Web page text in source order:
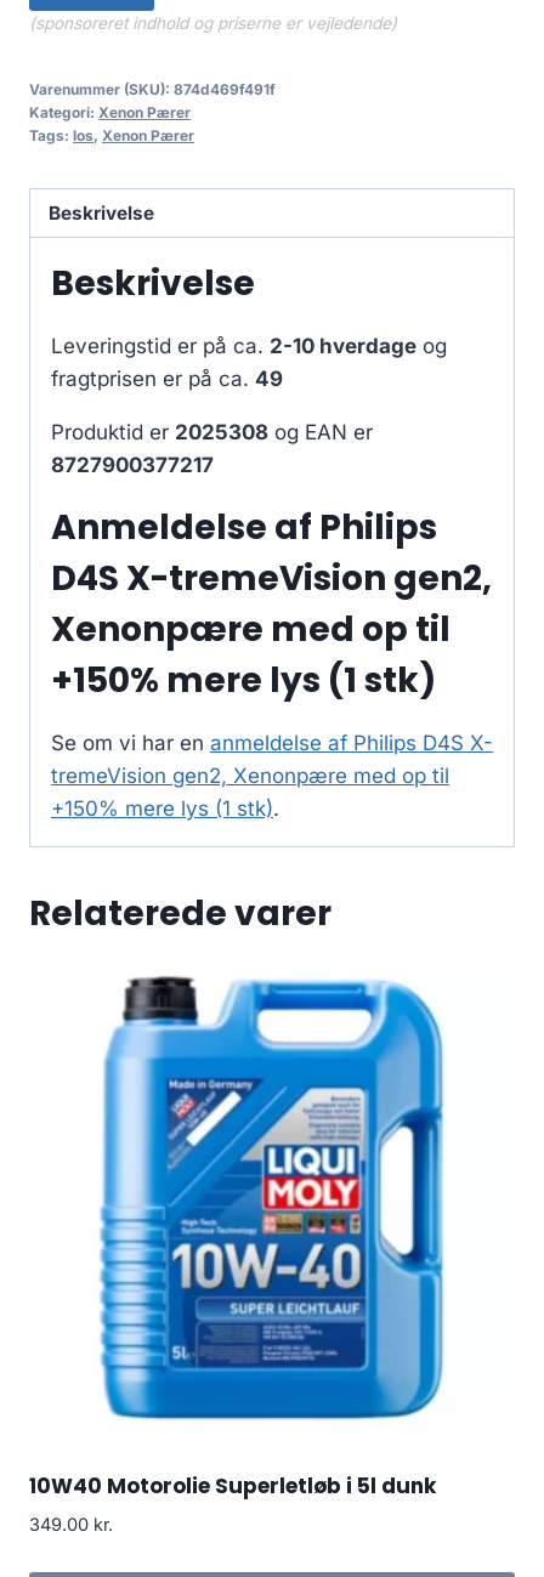
(sponsoreret indhold og priserne er vejledende)
Varenummer (SKU): 874d469f491f
Kategori: Xenon Pærer
Tags: los, Xenon Pærer
Beskrivelse
Beskrivelse
Leveringstid er på ca. 2-10 hverdage og
fragtprisen er på ca. 49
Produktid er 2025308 og EAN er
8727900377217
Anmeldelse af Philips
D4S X-tremeVision gen2,
Xenonpære med op til
+150% mere lys (1 stk)
Se om vi har en anmeldelse af Philips D4S X-
tremeVision gen2, Xenonpære med op til
+150% mere lys (1 stk).
Relaterede varer
10W40 Motorolie Superletløb i 5l dunk
349.00 kr.